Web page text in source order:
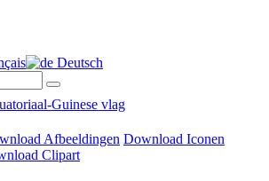
Deutsch
Guinese vlag
Afbeeldingen Download Iconen
Clipart